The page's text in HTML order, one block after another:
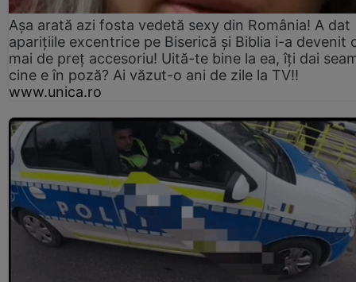
Așa arată azi fosta vedetă sexy din România! A dat
aparițiile excentrice pe Biserică și Biblia i-a devenit
mai de preț accesoriu! Uită-te bine la ea, îți dai
cine e în poză? Ai văzut-o ani de zile la TV!!
www.unica.ro